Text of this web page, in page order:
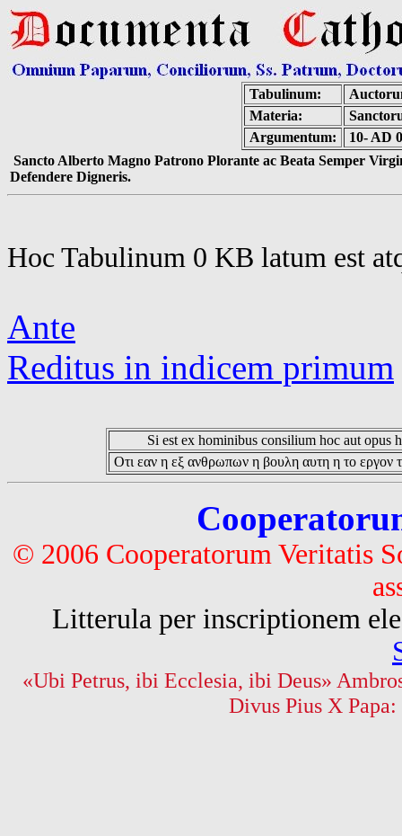
Tabulinum:
Materia:
Argumentum:
10- AD
Sancto Alberto Magno Patrono Plorante ac Beata Semper
Defendere Digneris.
Hoc Tabulinum 0 KB latum est
Ante
Reditus in indicem primum
Si est ex hominibus consilium hoc aut opus
Οτι εαν η εξ ανθρωπων η βουλη αυτη η το εργον
© 2006 Cooperatorum Veritatis
Litterula per inscriptionem
«Ubi Petrus, ibi Ecclesia, ibi Deus»
Divus Pius X Papa: